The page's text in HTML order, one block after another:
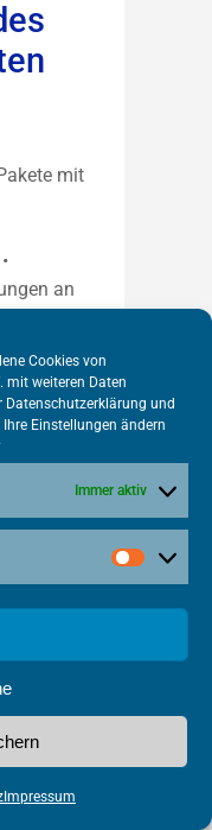
Cookies von
mit weiteren Daten
Datenschutzerklärung und
Einstellungen ändern
Immer aktiv
Impressum
mit
an
arbeiten
2020
–